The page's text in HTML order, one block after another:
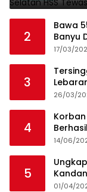
2
Bawa
Banyu
17/03/
3
Teman
26/03/
4
14/06/
5
HSS
01/04/